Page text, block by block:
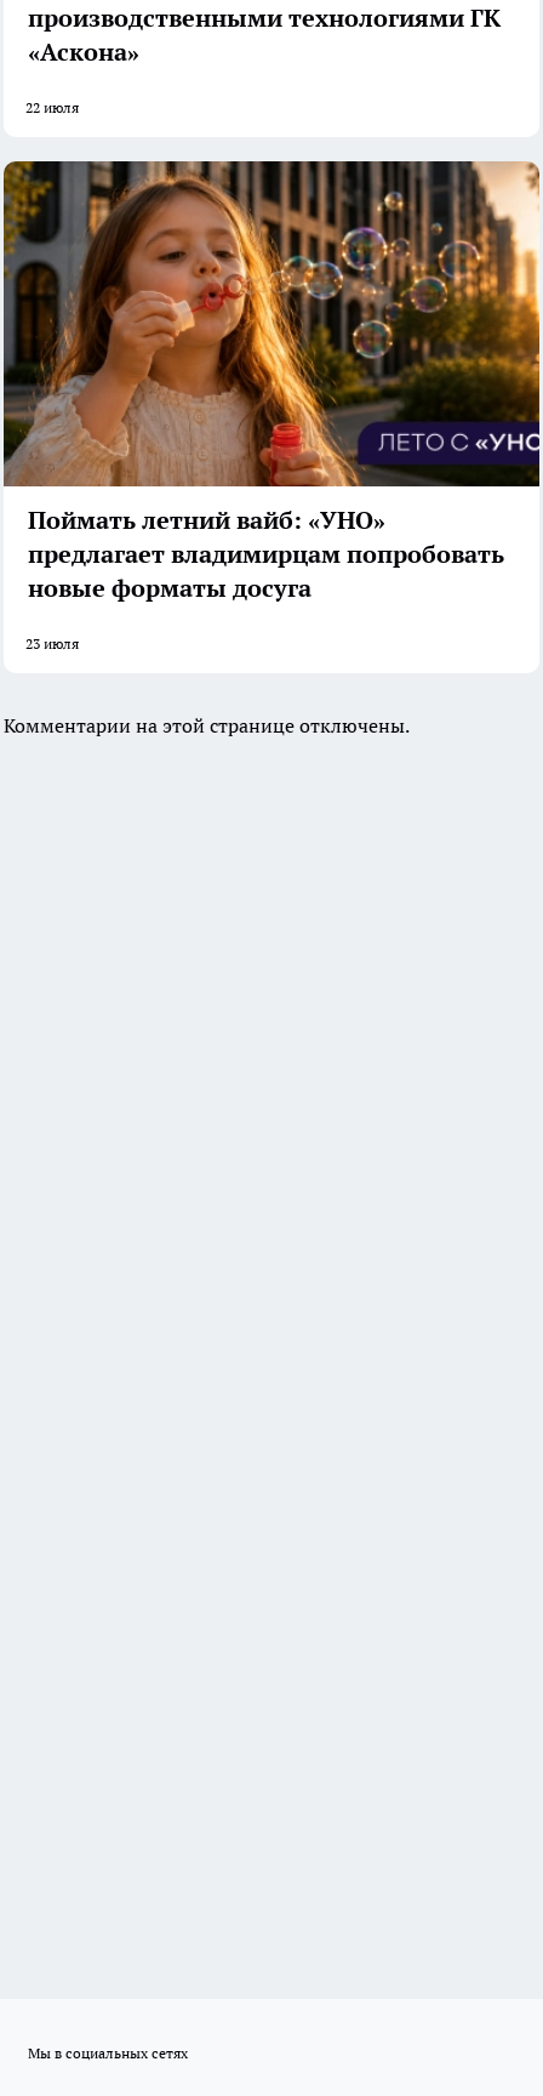
производственными технологиями ГК
«Аскона»
22 июля
Поймать летний вайб: «УНО»
предлагает владимирцам попробовать
новые форматы досуга
23 июля
Комментарии на этой странице отключены.
Мы в социальных сетях